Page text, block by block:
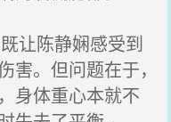
让陈静娴感受到
害。但问题在于，
身体重心本就不